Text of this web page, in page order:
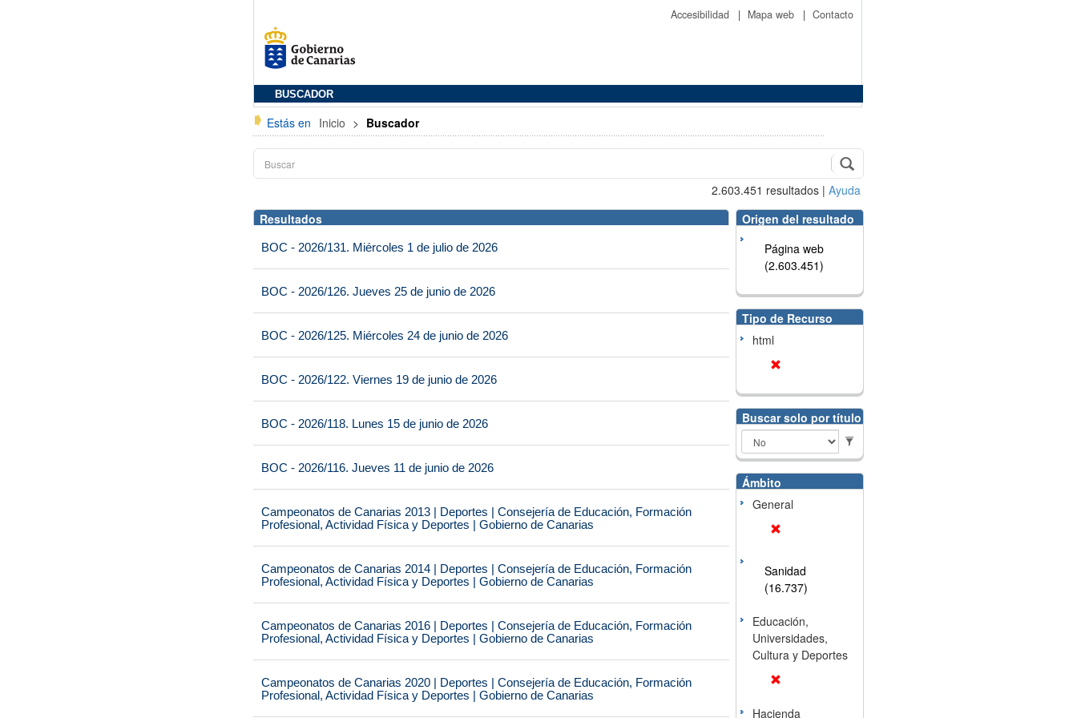
Accesibilidad | Mapa web | Contacto
BUSCADOR
Estás en Inicio > Buscador
2.603.451 resultados | Ayuda
Resultados
BOC - 2026/131. Miércoles 1 de julio de 2026
BOC - 2026/126. Jueves 25 de junio de 2026
BOC - 2026/125. Miércoles 24 de junio de 2026
BOC - 2026/122. Viernes 19 de junio de 2026
BOC - 2026/118. Lunes 15 de junio de 2026
BOC - 2026/116. Jueves 11 de junio de 2026
Campeonatos de Canarias 2013 | Deportes | Consejería de Educación, Formación
Profesional, Actividad Física y Deportes | Gobierno de Canarias
Campeonatos de Canarias 2014 | Deportes | Consejería de Educación, Formación
Profesional, Actividad Física y Deportes | Gobierno de Canarias
Campeonatos de Canarias 2016 | Deportes | Consejería de Educación, Formación
Profesional, Actividad Física y Deportes | Gobierno de Canarias
Campeonatos de Canarias 2020 | Deportes | Consejería de Educación, Formación
Profesional, Actividad Física y Deportes | Gobierno de Canarias
Origen del resultado
Página web
(2.603.451)
Tipo de Recurso
html
Buscar solo por título
Ámbito
General
Sanidad
(16.737)
Educación,
Universidades,
Cultura y Deportes
Hacienda